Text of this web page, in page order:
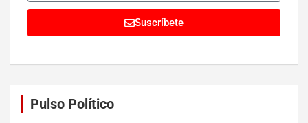
Suscríbete
Pulso Político